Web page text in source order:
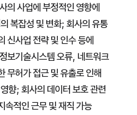
의 사업에 부정적인 영향에
복잡성 및 변화; 회사의 유통
신사업 전략 및 인수 등에
보기술시스템 오류, 네트워크
무허가 접근 및 유출로 인해
향; 회사의 데이터 보호 관련
속적인 근무 및 재직 가능